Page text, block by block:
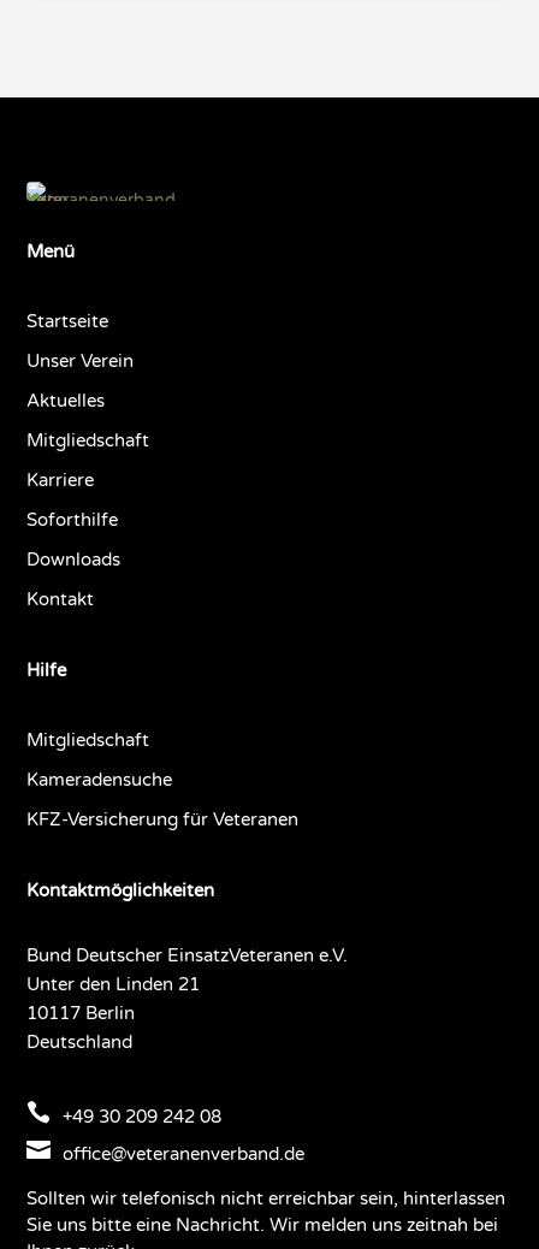
Menü
Startseite
Unser Verein
Aktuelles
Mitgliedschaft
Karriere
Soforthilfe
Downloads
Kontakt
Hilfe
Mitgliedschaft
Kameradensuche
KFZ-Versicherung für Veteranen
Kontaktmöglichkeiten
Bund Deutscher EinsatzVeteranen e.V.
Unter den Linden 21
10117 Berlin
Deutschland
 +49 30 209 242 08
 office@veteranenverband.de
Sollten wir telefonisch nicht erreichbar sein, hinterlassen
Sie uns bitte eine Nachricht. Wir melden uns zeitnah bei